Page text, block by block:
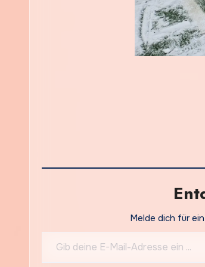
Melde dich für
Gib deine E-Mail-Adresse ein ...